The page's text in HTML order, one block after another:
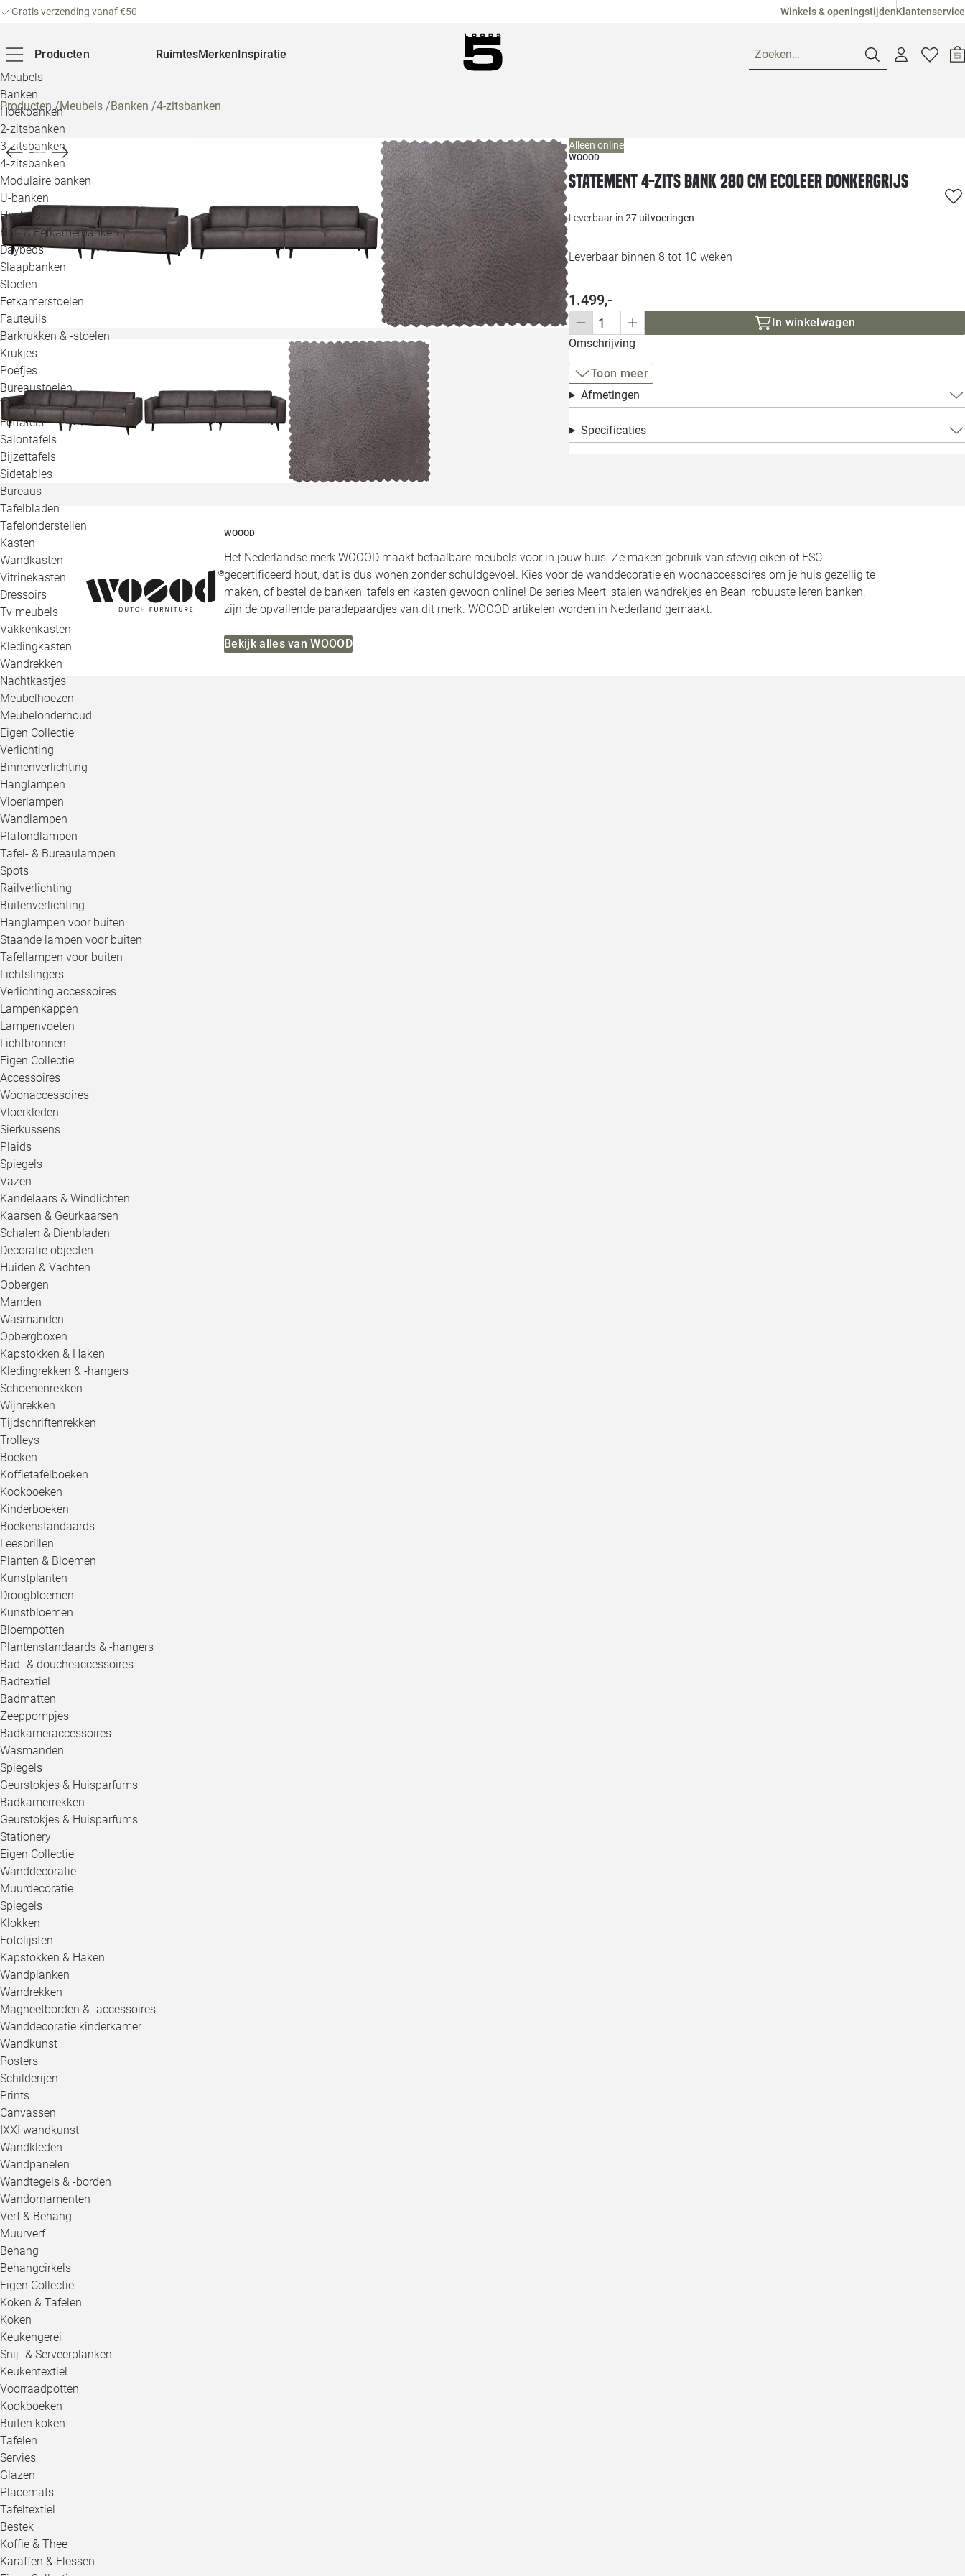
Gratis verzending vanaf €50 Winkels & openingstijdenKlantenservice
Producten
Meubels
Banken
Hoekbanken
2-zitsbanken
3-zitsbanken
4-zitsbanken
Modulaire banken
U-banken
Hockers
Hal- & Eetkamerbanken
Daybeds
Slaapbanken
Stoelen
Eetkamerstoelen
Fauteuils
Barkrukken & -stoelen
Krukjes
Poefjes
Bureaustoelen
Tafels
Eettafels
Salontafels
Bijzettafels
Sidetables
Bureaus
Tafelbladen
Tafelonderstellen
Kasten
Wandkasten
Vitrinekasten
Dressoirs
Tv meubels
Vakkenkasten
Kledingkasten
Wandrekken
Nachtkastjes
Meubelhoezen
Meubelonderhoud
Eigen Collectie
Verlichting
Binnenverlichting
Hanglampen
Vloerlampen
Wandlampen
Plafondlampen
Tafel- & Bureaulampen
Spots
Railverlichting
Buitenverlichting
Hanglampen voor buiten
Staande lampen voor buiten
Tafellampen voor buiten
Lichtslingers
Verlichting accessoires
Lampenkappen
Lampenvoeten
Lichtbronnen
Eigen Collectie
Accessoires
Woonaccessoires
Vloerkleden
Sierkussens
Plaids
Spiegels
Vazen
Kandelaars & Windlichten
Kaarsen & Geurkaarsen
Schalen & Dienbladen
Decoratie objecten
Huiden & Vachten
Opbergen
Manden
Wasmanden
Opbergboxen
Kapstokken & Haken
Kledingrekken & -hangers
Schoenenrekken
Wijnrekken
Tijdschriftenrekken
Trolleys
Boeken
Koffietafelboeken
Kookboeken
Kinderboeken
Boekenstandaards
Leesbrillen
Planten & Bloemen
Kunstplanten
Droogbloemen
Kunstbloemen
Bloempotten
Plantenstandaards & -hangers
Bad- & doucheaccessoires
Badtextiel
Badmatten
Zeeppompjes
Badkameraccessoires
Wasmanden
Spiegels
Geurstokjes & Huisparfums
Badkamerrekken
Geurstokjes & Huisparfums
Stationery
Eigen Collectie
Wanddecoratie
Muurdecoratie
Spiegels
Klokken
Fotolijsten
Kapstokken & Haken
Wandplanken
Wandrekken
Magneetborden & -accessoires
Wanddecoratie kinderkamer
Wandkunst
Posters
Schilderijen
Prints
Canvassen
IXXI wandkunst
Wandkleden
Wandpanelen
Wandtegels & -borden
Wandornamenten
Verf & Behang
Muurverf
Behang
Behangcirkels
Eigen Collectie
Koken & Tafelen
Koken
Keukengerei
Snij- & Serveerplanken
Keukentextiel
Voorraadpotten
Kookboeken
Buiten koken
Tafelen
Servies
Glazen
Placemats
Tafeltextiel
Bestek
Koffie & Thee
Karaffen & Flessen
RuimtesMerkenInspiratie Zoeken…
Loods 5
Alle
Producten/Meubels /Banken /4-zitsbanken
Alleen online
WOOOD
Statement 4-zits bank 280 cm ecoleer donkergrijs
Leverbaar in 27 uitvoeringen
Leverbaar binnen 8 tot 10 weken
1.499,-
In winkelwagen
Omschrijving
Toon meer
Afmetingen
Specificaties
WOOOD
Het Nederlandse merk WOOOD maakt betaalbare meubels voor in jouw huis. Ze maken gebruik van stevig eiken of FSC-
gecertificeerd hout, dat is dus wonen zonder schuldgevoel. Kies voor de wanddecoratie en woonaccessoires om je huis gezellig te
maken, of bestel de banken, tafels en kasten gewoon online! De series Meert, stalen wandrekjes en Bean, robuuste leren banken,
zijn de opvallende paradepaardjes van dit merk. WOOOD artikelen worden in Nederland gemaakt.
Bekijk alles van WOOOD